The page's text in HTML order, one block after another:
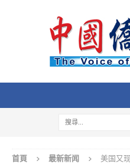
首頁 最新新闻
美国又